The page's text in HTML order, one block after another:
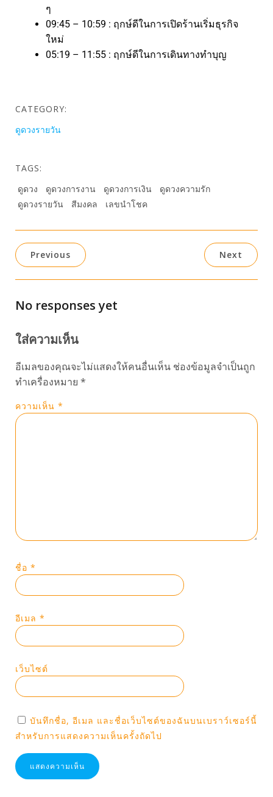
ๆ
09:45 – 10:59 : ฤกษ์ดีในการเปิดร้านเริ่มธุรกิจ
ใหม่
05:19 – 11:55 : ฤกษ์ดีในการเดินทางทำบุญ
CATEGORY:
ดูดวงรายวัน
TAGS:
ดูดวง
ดูดวงการงาน ดูดวงการเงิน
ดูดวงความรัก
ดูดวงรายวัน
สีมงคล เลขนำโชค
Previous Next
No responses yet
ใส่ความเห็น
อีเมลของคุณจะไม่แสดงให้คนอื่นเห็น ช่องข้อมูลจำเป็นถูก
ทำเครื่องหมาย *
ความเห็น *
ชื่อ *
อีเมล *
เว็บไซต์
บันทึกชื่อ, อีเมล และชื่อเว็บไซต์ของฉันบนเบราว์เซอร์นี้
สำหรับการแสดงความเห็นครั้งถัดไป